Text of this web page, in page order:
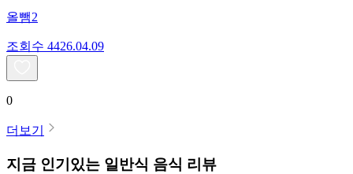
올뺌2
조회수 4426.04.09
0
더보기
지금 인기있는 일반식 음식 리뷰